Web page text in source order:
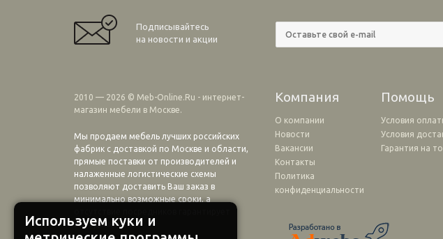
Подписывайтесь
на новости и акции
2010 — 2026 © Meb-Online.Ru - интернет-
магазин мебели в Москве.
Мы продаем мебель лучших российских
фабрик с доставкой по Москве и области,
прямые поставки от производителей и
налаженные логистические схемы
позволяют доставить Ваш заказ в
минимально возможные сроки, а
выгодные цены!
Компания Помощь
О компании
Новости
Вакансии
Контакты
Политика
конфиденциальности
Условия
Условия
Гарантия на
Используем куки и